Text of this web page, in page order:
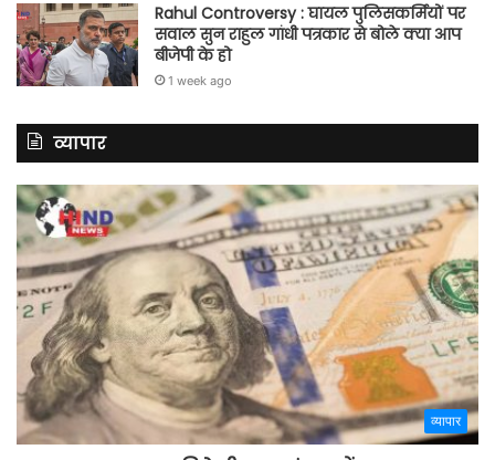
Rahul Controversy : घायल पुलिसकर्मियों पर
सवाल सुन राहुल गांधी पत्रकार से बोले क्या आप
बीजेपी के हो
1 week ago
व्यापार
व्यापार